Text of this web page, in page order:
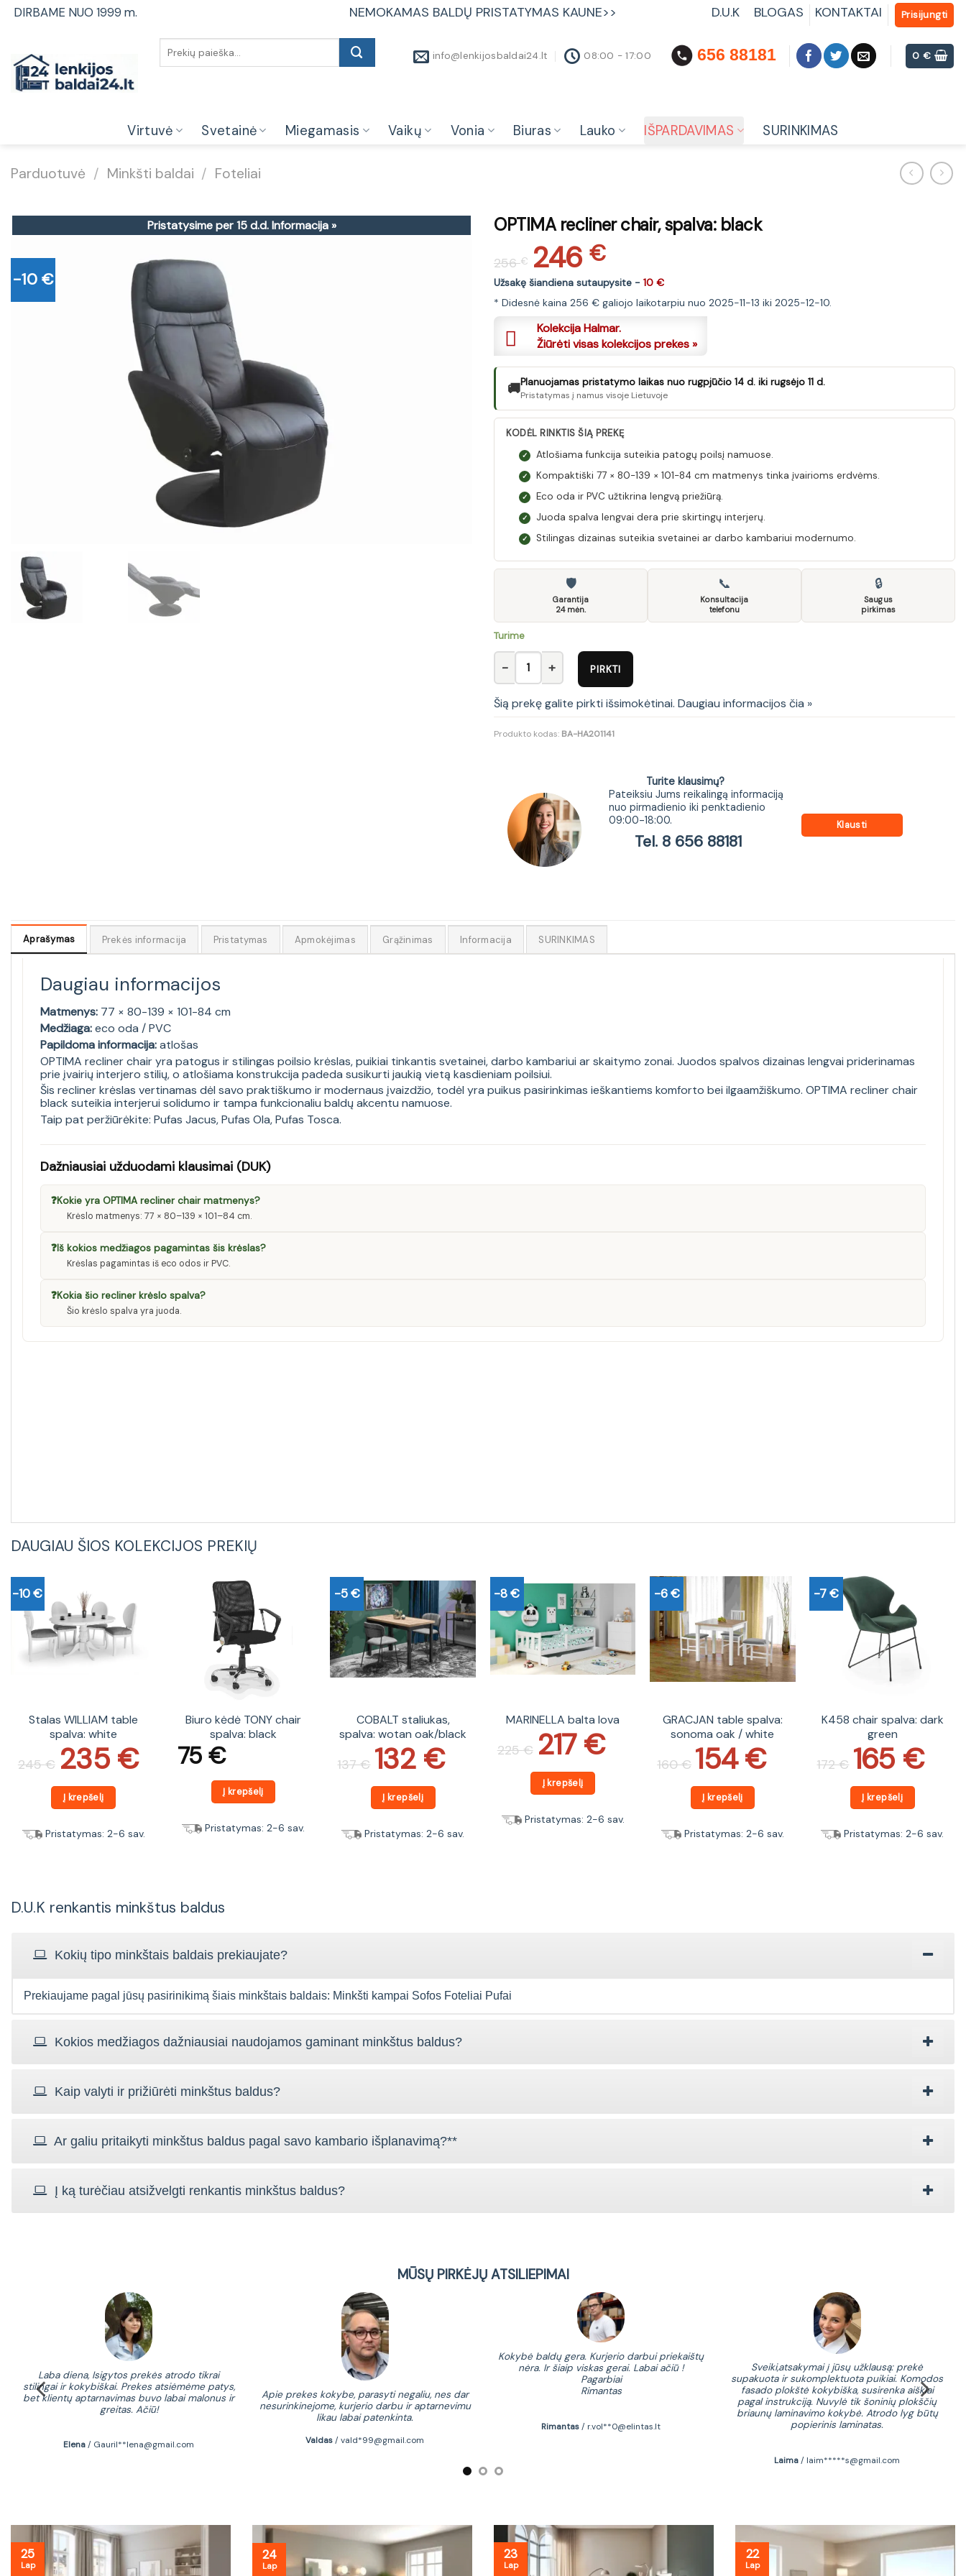
SkipDIRBAME NUO 1999 m. NEMOKAMAS BALDŲ PRISTATYMAS KAUNE>> D.U.K BLOGAS KONTAKTAI Prisijungti
info@lenkijosbaldai24.lt
08:00 - 17:00 656 88181 0€
Virtuvė Svetainė Miegamasis Vaikų Vonia Biuras Lauko IŠPARDAVIMAS SURINKIMAS
Parduotuvė / Minkšti baldai / Foteliai
Pristatysime per 15 d.d.Informacija »
-10 €
OPTIMA recliner chair, spalva: black
256€
Original
price
was:
256 €.
246€
Current
price
is:
246 €.
Užsakę šiandiena sutaupysite - 10 €
* Didesnė kaina 256 € galiojo laikotarpiu nuo 2025-11-13 iki 2025-12-10.
Kolekcija Halmar.
Žiūrėti visas kolekcijos prekes »
🚚Planuojamas pristatymo laikas nuo rugpjūčio 14 d. iki rugsėjo 11 d.
Pristatymas į namus visoje Lietuvoje
KODĖL RINKTIS ŠIĄ PREKĘ
✓ Atlošiama funkcija suteikia patogų poilsį namuose.
✓ Kompaktiški 77 × 80-139 × 101-84 cm matmenys tinka įvairioms erdvėms.
✓ Eco oda ir PVC užtikrina lengvą priežiūrą.
✓ Juoda spalva lengvai dera prie skirtingų interjerų.
✓ Stilingas dizainas suteikia svetainei ar darbo kambariui modernumo.
🛡
Garantija
24 mėn.
📞
Konsultacija
telefonu
🔒
Saugus
pirkimas
Turime
produkto kiekis: OPTIMA recliner chair, spalva: black
PIRKTI
Šią prekę galite pirkti išsimokėtinai. Daugiau informacijos čia »
Produkto kodas: BA-HA201141
Turite klausimų?
Pateiksiu Jums reikalingą informaciją
nuo pirmadienio iki penktadienio
09:00-18:00.
Tel. 8 656 88181
Klausti
Aprašymas Prekės informacija Pristatymas Apmokėjimas Grąžinimas Informacija SURINKIMAS
Daugiau informacijos
Matmenys: 77 × 80-139 × 101-84 cm
Medžiaga:eco oda / PVC
Papildoma informacija:atlošas
OPTIMA recliner chair yra patogus ir stilingas poilsio krėslas, puikiai tinkantis svetainei, darbo kambariui ar skaitymo zonai. Juodos spalvos dizainas lengvai priderinamas
prie įvairių interjero stilių, o atlošiama konstrukcija padeda susikurti jaukią vietą kasdieniam poilsiui.
Šis recliner krėslas vertinamas dėl savo praktiškumo ir modernaus įvaizdžio, todėl yra puikus pasirinkimas ieškantiems komforto bei ilgaamžiškumo. OPTIMA recliner chair
black suteikia interjerui solidumo ir tampa funkcionaliu baldų akcentu namuose.
Taip pat peržiūrėkite: Pufas Jacus,Pufas Ola,Pufas Tosca.
Dažniausiai užduodami klausimai (DUK)
❓Kokie yra OPTIMA recliner chair matmenys?
Krėslo matmenys: 77 × 80–139 × 101–84 cm.
❓Iš kokios medžiagos pagamintas šis krėslas?
Krėslas pagamintas iš eco odos ir PVC.
❓Kokia šio recliner krėslo spalva?
Šio krėslo spalva yra juoda.
DAUGIAU ŠIOS KOLEKCIJOS PREKIŲ
-10 €
Stalas WILLIAM table
spalva: white
245€
price
was: 235 €
price
is:
Į krepšelį
Pristatymas: 2-6 sav.
Biuro kėdė TONY chair
spalva: black
75€
Į krepšelį
Pristatymas: 2-6 sav.
-5 €
COBALT staliukas,
spalva: wotan oak/black
137€
Original
price
was: 132 €
Current
price
is:
Į krepšelį
Pristatymas: 2-6 sav.
-8 €
MARINELLA balta lova
225€
price
was: 217€
price
is:
Į krepšelį
Pristatymas: 2-6 sav.
-6 €
GRACJAN table spalva:
sonoma oak / white
160€
price
was: 154€
Current
price
is:
Į krepšelį
Pristatymas: 2-6 sav.
-7 €
K458 chair spalva: dark
green
172€
Original
price
was: 165 €
Current
price
is:
Į krepšelį
Pristatymas: 2-6 sav.
D.U.K renkantis minkštus baldus
Kokių tipo minkštais baldais prekiaujate?
Prekiaujame pagal jūsų pasirinikimą šiais minkštais baldais: Minkšti kampai Sofos Foteliai Pufai
Kokios medžiagos dažniausiai naudojamos gaminant minkštus baldus?
Kaip valyti ir prižiūrėti minkštus baldus?
Ar galiu pritaikyti minkštus baldus pagal savo kambario išplanavimą?**
Į ką turėčiau atsižvelgti renkantis minkštus baldus?
MŪSŲ PIRKĖJŲ ATSILIEPIMAI
Laba diena, Isigytos prekės atrodo tikrai
stilingai ir kokybiškai. Prekes atsiėmėme patys,
bet klientų aptarnavimas buvo labai malonus ir
greitas. Ačiū!
Elena / Gauril**lena@gmail.com
Apie prekes kokybe, parasyti negaliu, nes dar
nesurinkinejome, kurjerio darbu ir aptarnevimu
likau labai patenkinta.
Valdas /vald*99@gmail.com
Kokybė baldų gera. Kurjerio darbui priekaištų
nėra. Ir šiaip viskas gerai. Labai ačiū !
Pagarbiai
Rimantas
Rimantas / r.vol**0@elintas.lt
Sveiki,atsakymai į jūsų užklausą: prekė
supakuota ir sukomplektuota puikiai. Komodos
fasado plokštė kokybiška, susirenka aiškiai
pagal instrukciją. Nuvylė tik šoninių plokščių
briaunų laminavimo kokybė. Atrodo lyg būtų
popierinis laminatas.
Laima / laim*****s@gmail.com
25
Lap
24
Lap
23
Lap
22
Lap